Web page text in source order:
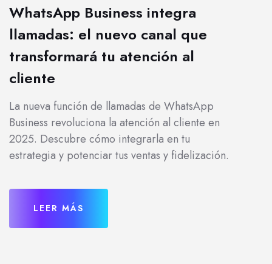
WhatsApp Business integra
llamadas: el nuevo canal que
transformará tu atención al
cliente
La nueva función de llamadas de WhatsApp
Business revoluciona la atención al cliente en
2025. Descubre cómo integrarla en tu
estrategia y potenciar tus ventas y fidelización.
LEER MÁS